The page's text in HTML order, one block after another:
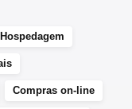
Hospedagem
Compras on-line